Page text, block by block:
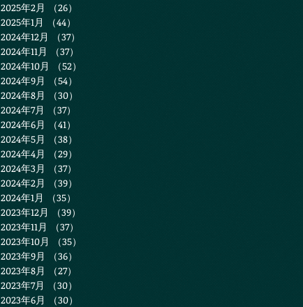
2025年2月
（26）
2025年1月
（44）
2024年12月
（37）
2024年11月
（37）
2024年10月
（52）
2024年9月
（54）
2024年8月
（30）
2024年7月
（37）
2024年6月
（41）
2024年5月
（38）
2024年4月
（29）
2024年3月
（37）
2024年2月
（39）
2024年1月
（35）
2023年12月
（39）
2023年11月
（37）
2023年10月
（35）
2023年9月
（36）
2023年8月
（27）
2023年7月
（30）
2023年6月
（30）